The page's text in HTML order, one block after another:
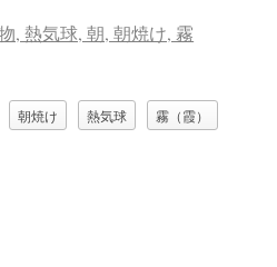
朝焼け 熱気球 霧（霞）